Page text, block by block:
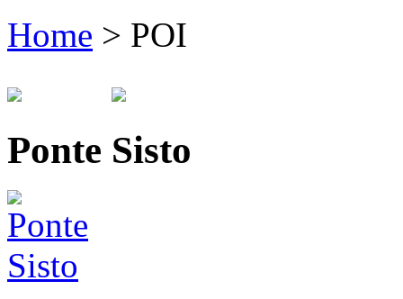
Home > POI
Ponte Sisto